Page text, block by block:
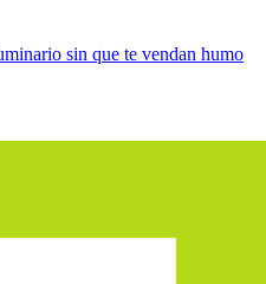
sin que te vendan humo